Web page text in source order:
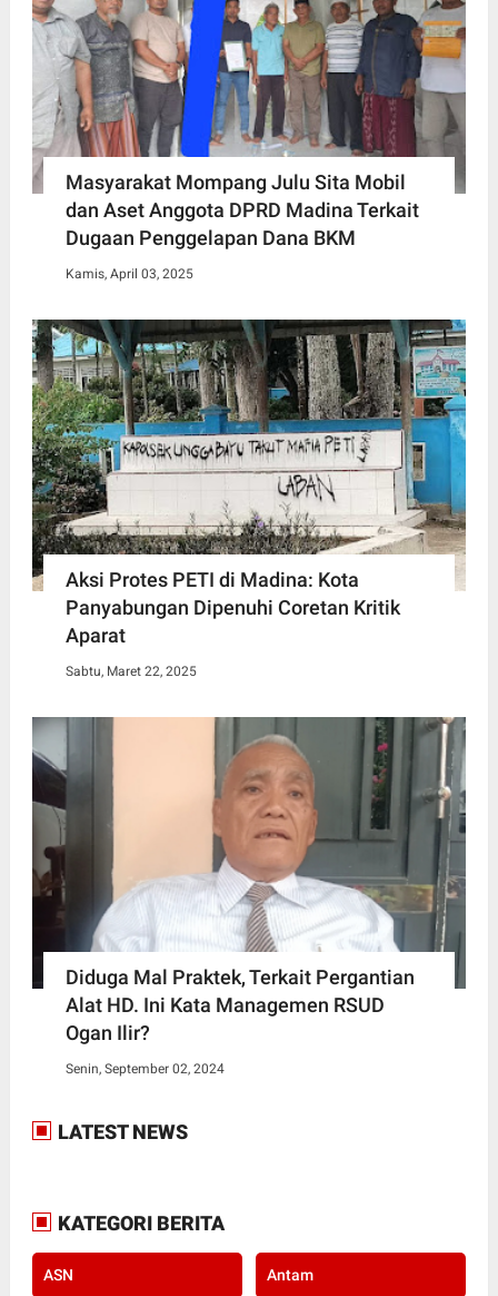
Masyarakat Mompang Julu Sita Mobil
dan Aset Anggota DPRD Madina Terkait
Dugaan Penggelapan Dana BKM
Kamis, April 03, 2025
Aksi Protes PETI di Madina: Kota
Panyabungan Dipenuhi Coretan Kritik
Aparat
Sabtu, Maret 22, 2025
Diduga Mal Praktek, Terkait Pergantian
Alat HD. Ini Kata Managemen RSUD
Ogan Ilir?
Senin, September 02, 2024
LATEST NEWS
KATEGORI BERITA
ASN Antam